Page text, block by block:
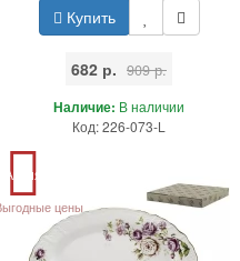
Купить
682 р. 909 р.
Наличие: В наличии
Код: 226-073-L
Акция
цены